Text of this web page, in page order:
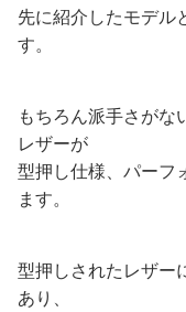
先に紹介したモデル
す。
もちろん派手さがな
レザーが
型押し仕様、パーフ
ます。
型押しされたレザー
あり、